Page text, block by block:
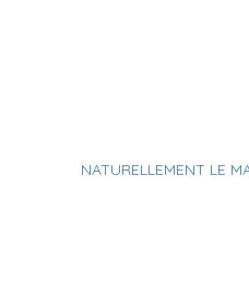
NATURELLEMENT LE